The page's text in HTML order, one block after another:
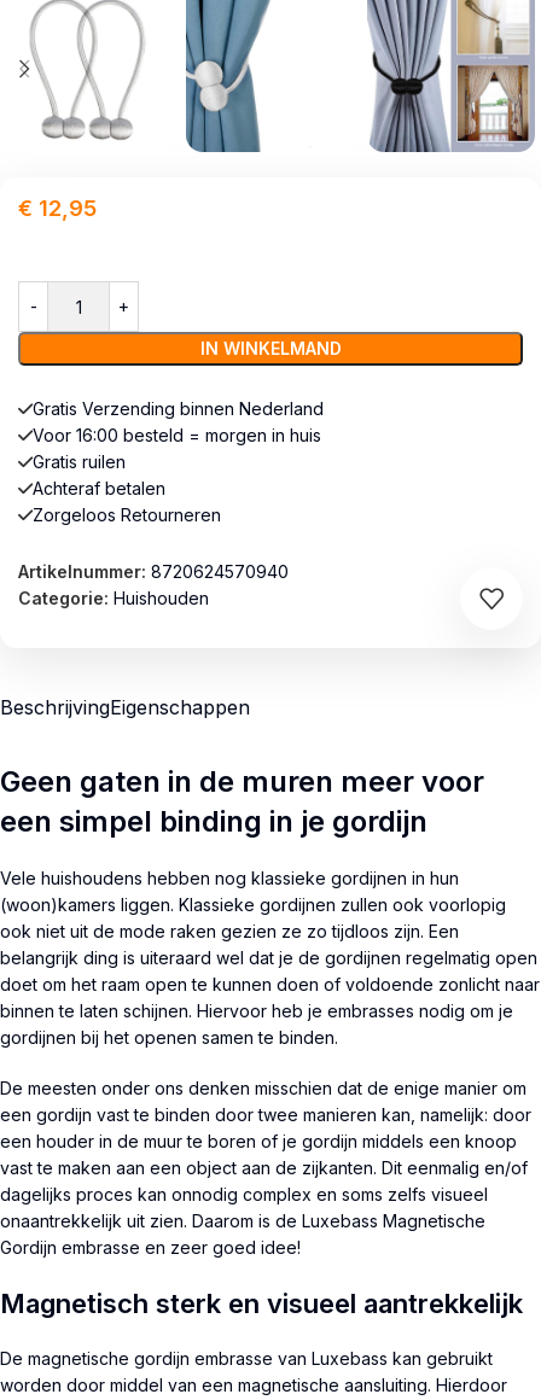
€ 12,95
IN WINKELMAND
Gratis Verzending binnen Nederland
Voor 16:00 besteld = morgen in huis
Gratis ruilen
Achteraf betalen
Zorgeloos Retourneren
Artikelnummer: 8720624570940
Categorie: Huishouden
BeschrijvingEigenschappen
Geen gaten in de muren meer voor
een simpel binding in je gordijn
Vele huishoudens hebben nog klassieke gordijnen in hun
(woon)kamers liggen. Klassieke gordijnen zullen ook voorlopig
ook niet uit de mode raken gezien ze zo tijdloos zijn. Een
belangrijk ding is uiteraard wel dat je de gordijnen regelmatig open
doet om het raam open te kunnen doen of voldoende zonlicht naar
binnen te laten schijnen. Hiervoor heb je embrasses nodig om je
gordijnen bij het openen samen te binden.
De meesten onder ons denken misschien dat de enige manier om
een gordijn vast te binden door twee manieren kan, namelijk: door
een houder in de muur te boren of je gordijn middels een knoop
vast te maken aan een object aan de zijkanten. Dit eenmalig en/of
dagelijks proces kan onnodig complex en soms zelfs visueel
onaantrekkelijk uit zien. Daarom is de Luxebass Magnetische
Gordijn embrasse en zeer goed idee!
Magnetisch sterk en visueel aantrekkelijk
De magnetische gordijn embrasse van Luxebass kan gebruikt
worden door middel van een magnetische aansluiting. Hierdoor